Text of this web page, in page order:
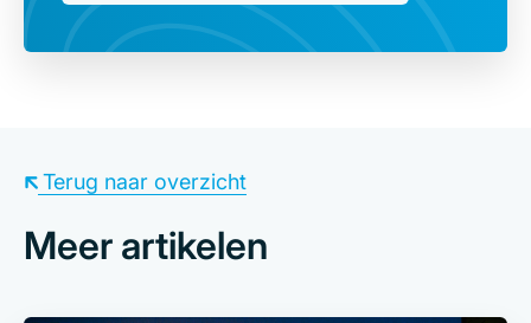
Meer artikelen
Terug naar overzicht